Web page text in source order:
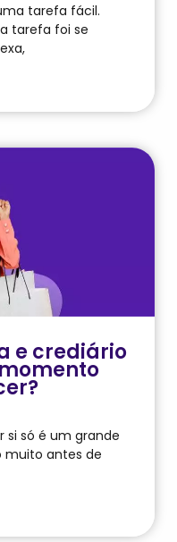
tarefa fácil.
tarefa foi se
e crediário
si só é um grande
muito antes de